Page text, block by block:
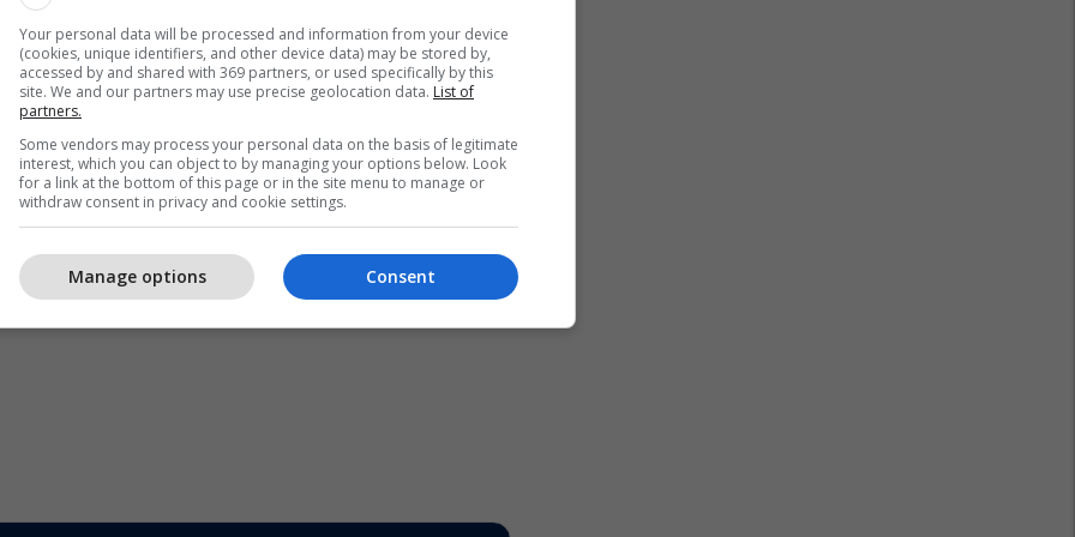
e Kosovës shërbehet dhe reduktohet vetëm
dhe dialogu nuk është fare platformë për
por është instrument për menaxhimin e krizës në
Kosovës në Asamble të Përgjitshme të OKB-së
interes, sepse atje as nuk do të komunikohet as
votë për anëtarësim në ndonjë organizatë
rëndësi pjesëmarrja si dekor dhe si qëllim!", ka
Your personal data will be processed and information from your device
(cookies, unique identifiers, and other device data) may be stored by,
accessed by and shared with 369 partners, or used specifically by this
site. We and our partners may use precise geolocation data. List of
partners.
Some vendors may process your personal data on the basis of legitimate
interest, which you can object to by managing your options below. Look
for a link at the bottom of this page or in the site menu to manage or
withdraw consent in privacy and cookie settings.
Consent
Manage options